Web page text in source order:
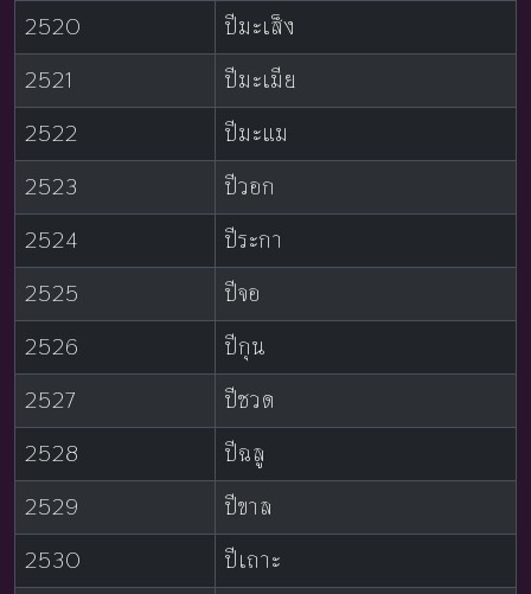
2520
ปีมะเส็ง
2521
ปีมะเมีย
2522
ปีมะแม
2523
ปีวอก
2524
ปีระกา
2525
ปีจอ
2526
ปีกุน
2527
ปีชวด
2528
ปีฉลู
2529
ปีขาล
2530
ปีเถาะ